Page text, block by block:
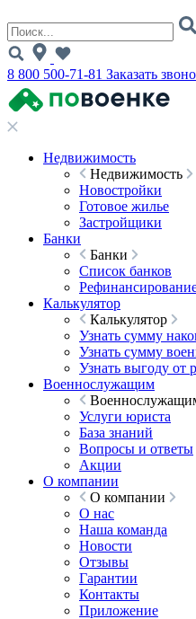
8 800 500-71-81 Заказать
Недвижимость
Недвижимость
Новостройки
Готовое жилье
Застройщики
Банки
Банки
Список банков
Калькулятор
Калькулятор
Узнать сумму
Узнать сумму
Узнать выгоду от
Военнослужащим
Услуги юриста
База знаний
Вопросы и ответы
Акции
О компании
О компании
О нас
Наша команда
Новости
Отзывы
Гарантии
Контакты
Приложение